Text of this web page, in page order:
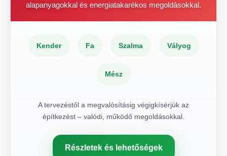
alapanyagokkal és energiatakarékos megoldásokkal.
Kender Fa Szalma Vályog
Mész
A tervezéstől a megvalósításig végigkísérjük az
építkezést – valódi, működő megoldásokkal.
Részletek és lehetőségek